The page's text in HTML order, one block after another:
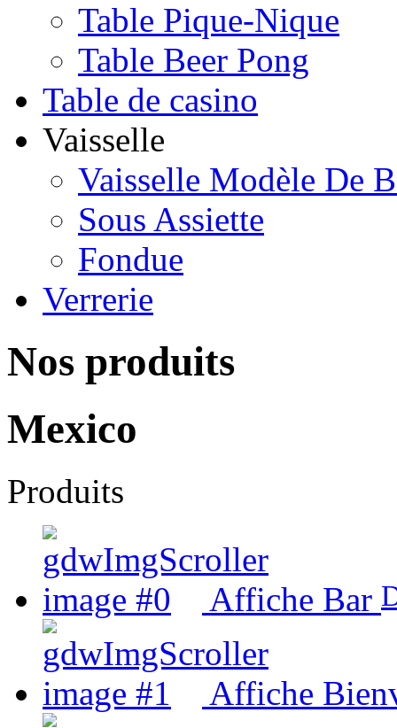
Table Pique-Nique
Table Beer Pong
Table de casino
Vaisselle
Vaisselle Modèle De
Sous Assiette
Fondue
Verrerie
Nos produits
Mexico
Produits
Affiche Bar
Affiche